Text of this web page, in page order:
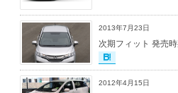
2013年7月23日
次期フィット 発売
2012年4月15日